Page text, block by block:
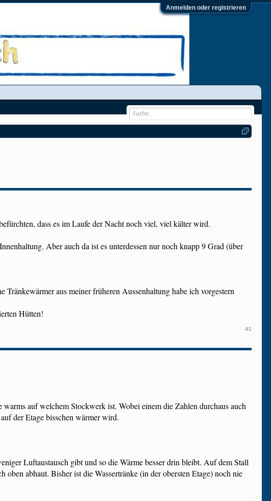
Anmelden oder registrieren
dass es im Laufe der Nacht noch viel, viel kälter wird.
Aber auch da ist es unterdessen nur noch knapp 9 Grad (über
aus meiner früheren Aussenhaltung habe ich vorgestern
Hütten!
#1
auf welchem Stockwerk ist. Wobei einem die Zahlen durchaus auch
der Etage bisschen wärmer wird.
Luftaustausch gibt und so die Wärme besser drin bleibt. Auf dem Stall
abhaut. Bisher ist die Wassertränke (in der obersten Etage) noch nie